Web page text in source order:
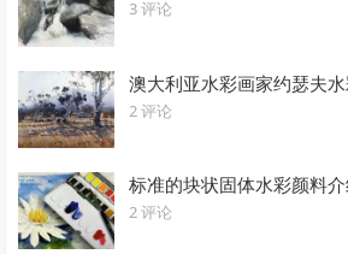
3 评论
澳大利亚水彩画家约瑟夫
2 评论
标准的块状固体水彩颜料
2 评论